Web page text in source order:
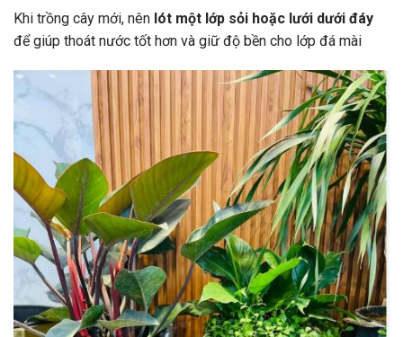
Khi trồng cây mới, nên lót một lớp sỏi hoặc lưới dưới đáy
để giúp thoát nước tốt hơn và giữ độ bền cho lớp đá mài